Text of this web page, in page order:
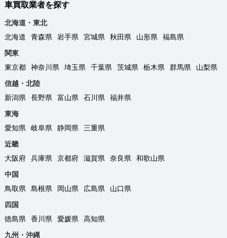
車買取業者を探す
北海道・東北
北海道
青森県 岩手県 宮城県 秋田県 山形県
福島県
関東
東京都
神奈川県 埼玉県 千葉県 茨城県 栃木県 群馬県
山梨県
信越・北陸
新潟県
長野県 富山県 石川県
福井県
東海
愛知県
岐阜県 静岡県
三重県
近畿
大阪府
兵庫県 京都府 滋賀県 奈良県
和歌山県
中国
鳥取県
島根県 岡山県 広島県
山口県
四国
徳島県
香川県 愛媛県
高知県
九州・沖縄